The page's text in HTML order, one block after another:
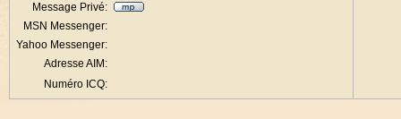
Message Privé:
MSN Messenger:
Yahoo Messenger:
Adresse AIM:
Numéro ICQ: